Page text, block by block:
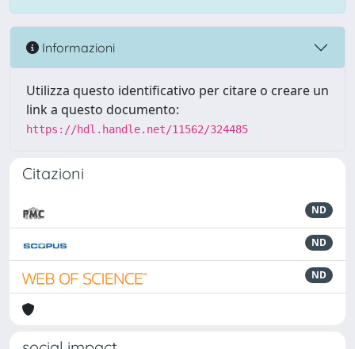
Informazioni
Utilizza questo identificativo per citare o creare un
link a questo documento:
https://hdl.handle.net/11562/324485
Citazioni
ND
ND
ND